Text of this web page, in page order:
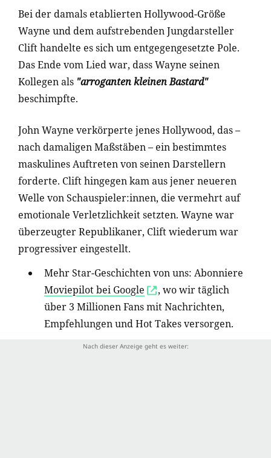
Bei der damals etablierten Hollywood-Größe
Wayne und dem aufstrebenden Jungdarsteller
Clift handelte es sich um entgegengesetzte Pole.
Das Ende vom Lied war, dass Wayne seinen
Kollegen als "arroganten kleinen Bastard"
beschimpfte.
John Wayne verkörperte jenes Hollywood, das –
nach damaligen Maßstäben – ein bestimmtes
maskulines Auftreten von seinen Darstellern
forderte. Clift hingegen kam aus jener neueren
Welle von Schauspieler:innen, die vermehrt auf
emotionale Verletzlichkeit setzten. Wayne war
überzeugter Republikaner, Clift wiederum war
progressiver eingestellt.
Mehr Star-Geschichten von uns: Abonniere
Moviepilot bei Google
, wo wir täglich
über 3 Millionen Fans mit Nachrichten,
Empfehlungen und Hot Takes versorgen.